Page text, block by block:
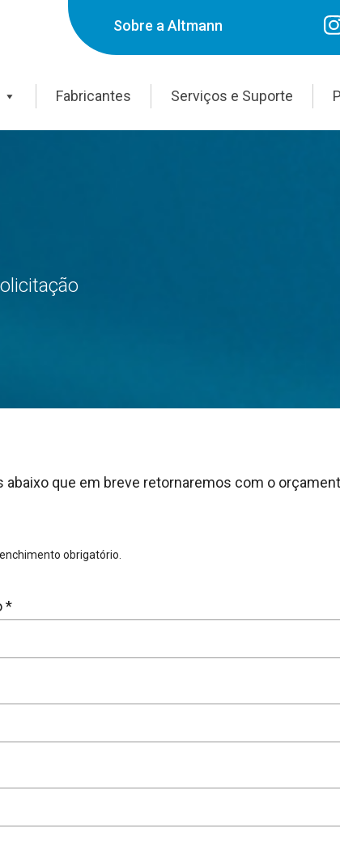
Sobre a Altmann
Fabricantes Serviços e Suporte
abaixo que em breve retornaremos com o
obrigatório.
*